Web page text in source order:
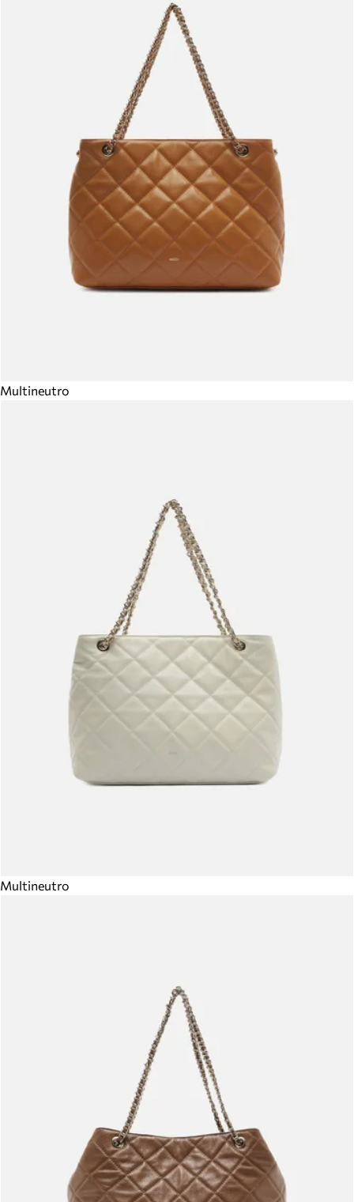
Multineutro
Multineutro